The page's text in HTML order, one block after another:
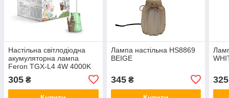
Настільна світлодіодна
акумуляторна лампа
Feron TGX-L4 4W 4000K
USB 3 рівня яскр.зелений/
рожевий
305 ₴
Лампа настільна HS8869
BEIGE
345₴ 325